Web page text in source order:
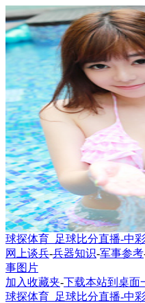
球探体育_足球比分直播-中
网上谈兵-兵器知识-军事参考
事图片
加入收藏夹-下载本站到桌面
球探体育_足球比分直播-中